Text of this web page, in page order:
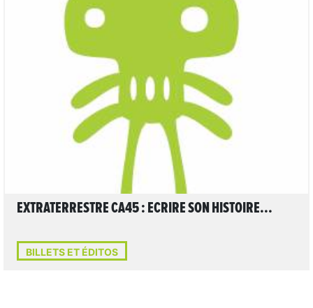
LIRE L'ARTICLE
EXTRATERRESTRE CA45 : ECRIRE SON HISTOIRE...
BILLETS ET ÉDITOS